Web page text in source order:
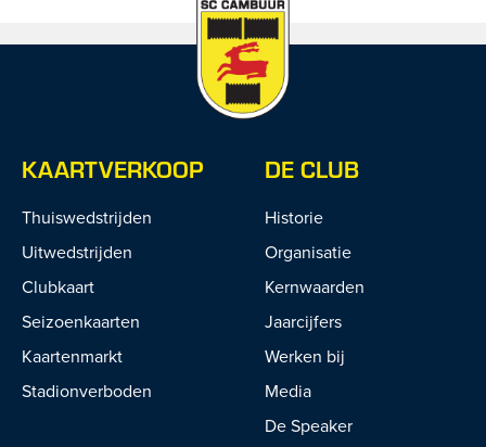
KAARTVERKOOP
Thuiswedstrijden
Uitwedstrijden
Clubkaart
Seizoenkaarten
Kaartenmarkt
Stadionverboden
DE CLUB
Historie
Organisatie
Kernwaarden
Jaarcijfers
Werken bij
Media
De Speaker